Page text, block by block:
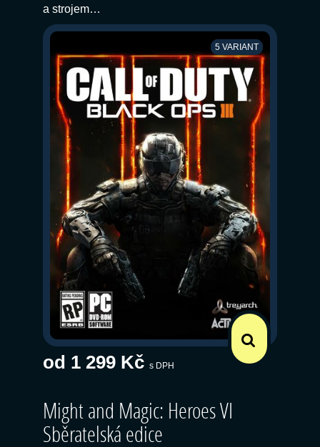
a strojem…
5 VARIANT
od 1 299 Kč s DPH
Might and Magic: Heroes VI
Sběratelská edice